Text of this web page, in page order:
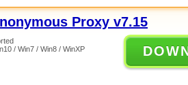
Proxy v7.15
/ Win7 / Win8 / WinXP